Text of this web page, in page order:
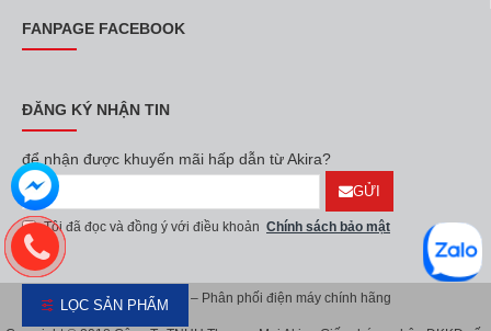
FANPAGE FACEBOOK
ĐĂNG KÝ NHẬN TIN
để nhận được khuyến mãi hấp dẫn từ Akira?
GỬI
Tôi đã đọc và đồng ý với điều khoản Chính sách bảo mật
Akira Việt Nam – Phân phối điện máy chính hãng
LỌC SẢN PHẨM